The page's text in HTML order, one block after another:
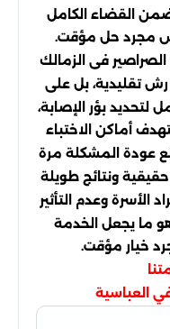
القضاء الكامل
مجرد حل مؤقت.
فى الزمالك
تقليدية، بل على
بؤر الإصابة،
أماكن الاختباء
عودة المشكلة مرة
ونتائج طويلة
الأسرة وعدم التأثير
ما يجعل الخدمة
خيار مؤقت.
العباسية